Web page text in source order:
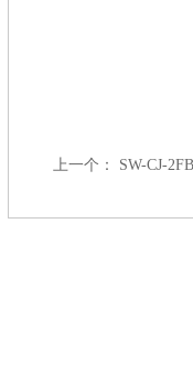
上一个： SW-CJ-